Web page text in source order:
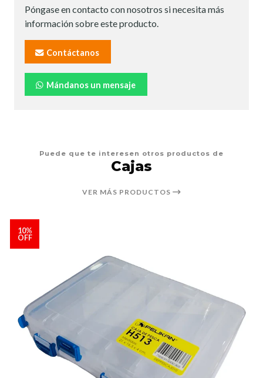
Póngase en contacto con nosotros si necesita más
información sobre este producto.
Contáctanos
Mándanos un mensaje
Puede que te interesen otros productos de
Cajas
VER MÁS PRODUCTOS
10%
OFF